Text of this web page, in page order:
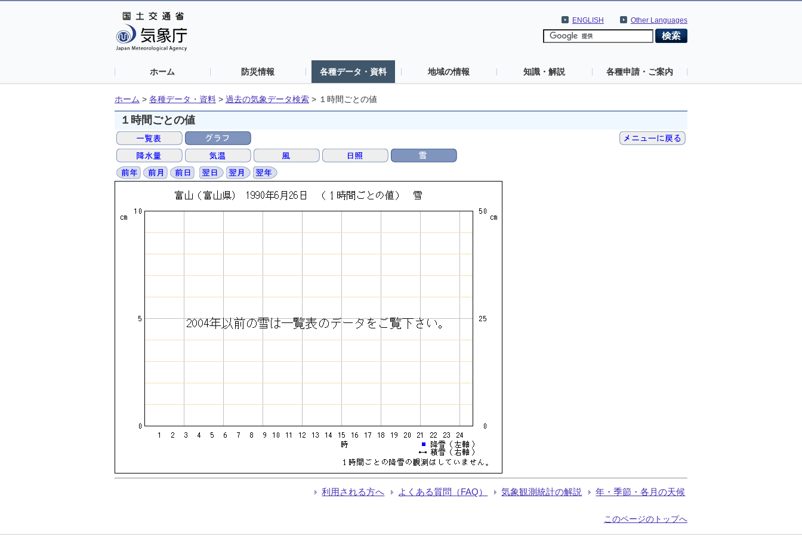
Other Languages
ENGLISH
ホーム 防災情報 各種データ・資料 地域の情報 知識・解説 各種申請・ご案内
ホーム > 各種データ・資料 > 過去の気象データ検索 > １時間ごとの値
１時間ごとの値
利用される方へ よくある質問（FAQ） 気象観測統計の解説 年・季節・各月の天候
このページのトップへ